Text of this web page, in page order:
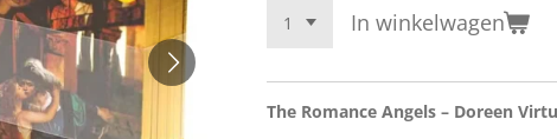
In winkelwagen
The Romance Angels – Doreen